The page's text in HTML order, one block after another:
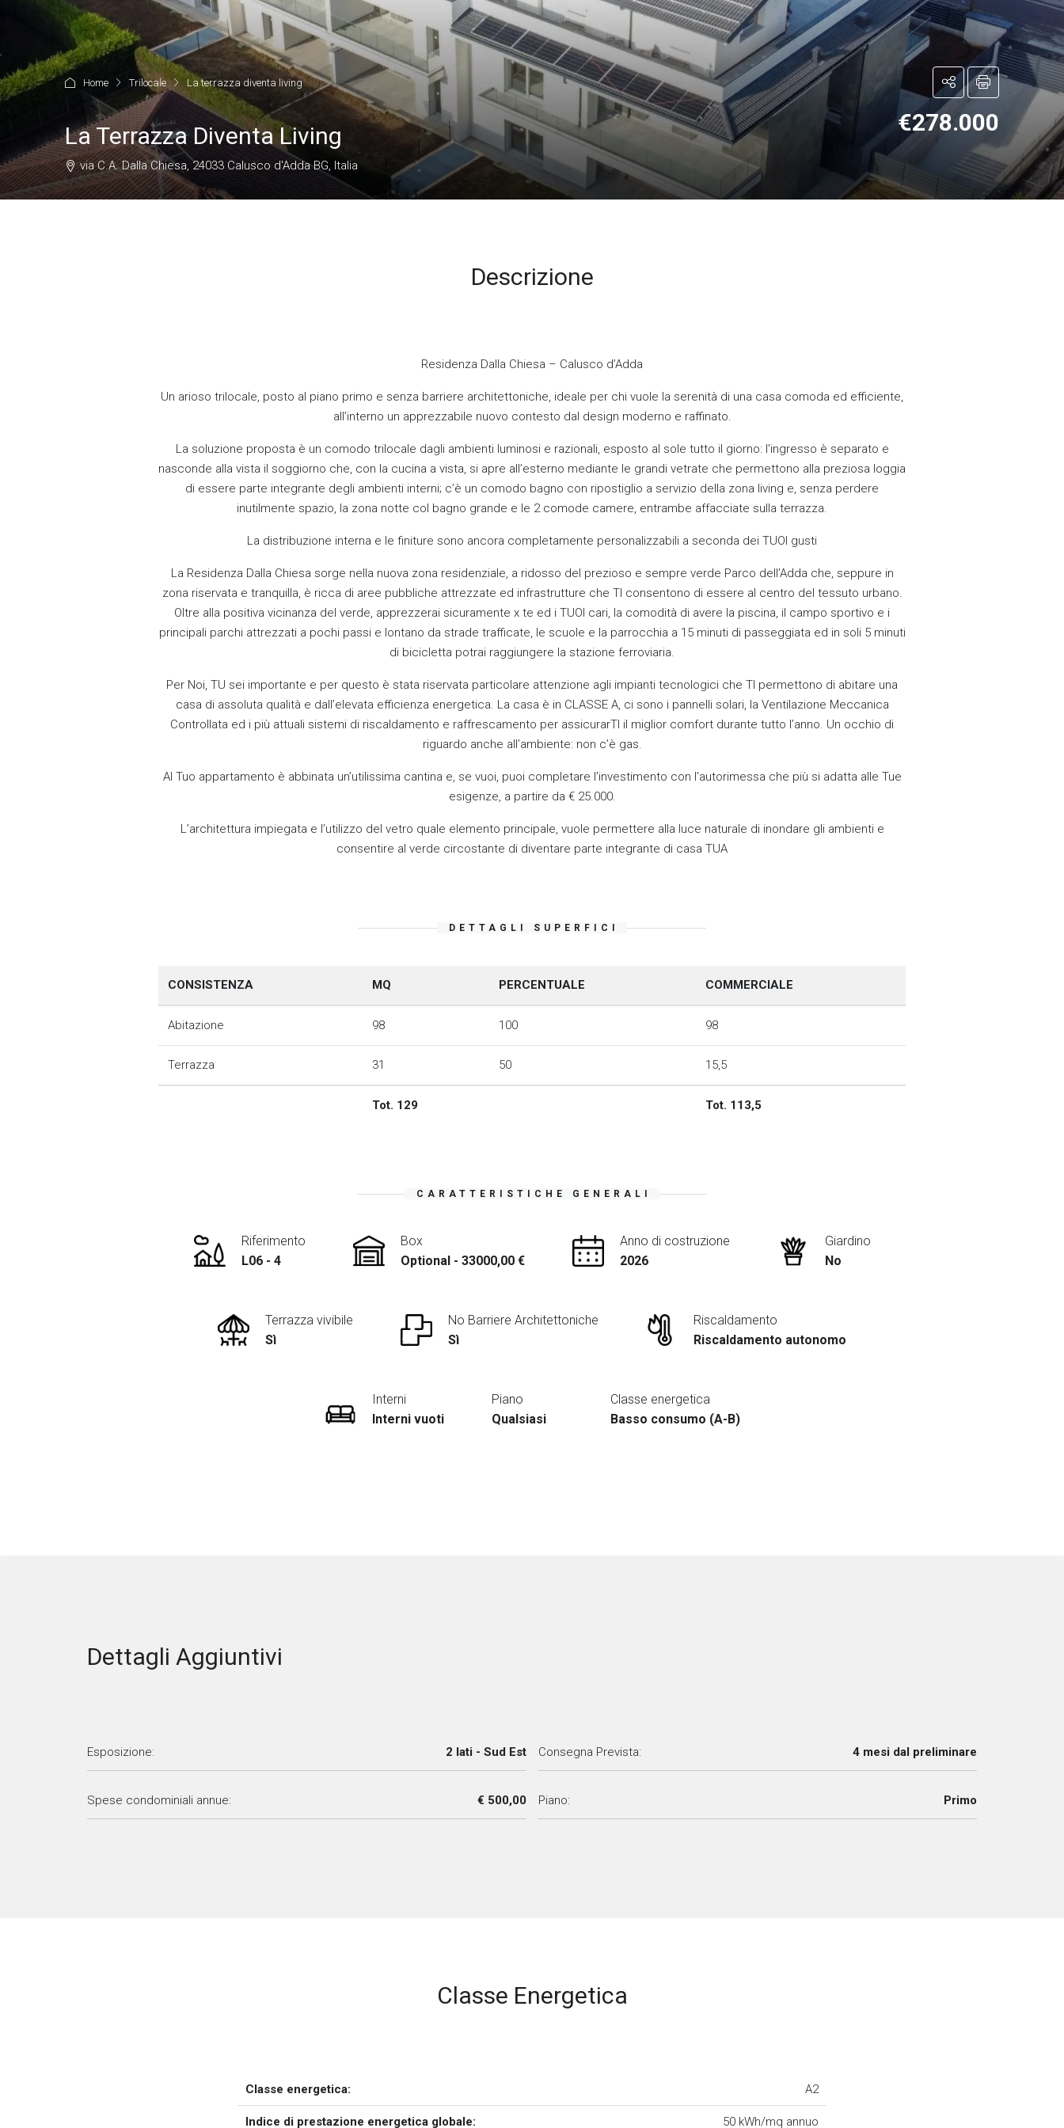
Home Trilocale La terrazza diventa living
La Terrazza Diventa Living €278.000
via C.A. Dalla Chiesa, 24033 Calusco d'Adda BG, Italia
Descrizione
Residenza Dalla Chiesa – Calusco d’Adda
Un arioso trilocale, posto al piano primo e senza barriere architettoniche, ideale per chi vuole la serenità di una casa comoda ed efficiente,
all’interno un apprezzabile nuovo contesto dal design moderno e raffinato.
La soluzione proposta è un comodo trilocale dagli ambienti luminosi e razionali, esposto al sole tutto il giorno: l’ingresso è separato e
nasconde alla vista il soggiorno che, con la cucina a vista, si apre all’esterno mediante le grandi vetrate che permettono alla preziosa loggia
di essere parte integrante degli ambienti interni; c’è un comodo bagno con ripostiglio a servizio della zona living e, senza perdere
inutilmente spazio, la zona notte col bagno grande e le 2 comode camere, entrambe affacciate sulla terrazza.
La distribuzione interna e le finiture sono ancora completamente personalizzabili a seconda dei TUOI gusti
La Residenza Dalla Chiesa sorge nella nuova zona residenziale, a ridosso del prezioso e sempre verde Parco dell’Adda che, seppure in
zona riservata e tranquilla, è ricca di aree pubbliche attrezzate ed infrastrutture che TI consentono di essere al centro del tessuto urbano.
Oltre alla positiva vicinanza del verde, apprezzerai sicuramente x te ed i TUOI cari, la comodità di avere la piscina, il campo sportivo e i
principali parchi attrezzati a pochi passi e lontano da strade trafficate, le scuole e la parrocchia a 15 minuti di passeggiata ed in soli 5 minuti
di bicicletta potrai raggiungere la stazione ferroviaria.
Per Noi, TU sei importante e per questo è stata riservata particolare attenzione agli impianti tecnologici che TI permettono di abitare una
casa di assoluta qualità e dall’elevata efficienza energetica. La casa è in CLASSE A, ci sono i pannelli solari, la Ventilazione Meccanica
Controllata ed i più attuali sistemi di riscaldamento e raffrescamento per assicurarTI il miglior comfort durante tutto l’anno. Un occhio di
riguardo anche all’ambiente: non c’è gas.
Al Tuo appartamento è abbinata un’utilissima cantina e, se vuoi, puoi completare l’investimento con l’autorimessa che più si adatta alle Tue
esigenze, a partire da € 25.000.
L’architettura impiegata e l’utilizzo del vetro quale elemento principale, vuole permettere alla luce naturale di inondare gli ambienti e
consentire al verde circostante di diventare parte integrante di casa TUA
DETTAGLI SUPERFICI
CONSISTENZA MQ PERCENTUALE COMMERCIALE
Abitazione 98 100 98
Terrazza 31 50 15,5
Tot. 129 Tot. 113,5
CARATTERISTICHE GENERALI
Riferimento
L06 - 4
Box
Optional - 33000,00 €
Anno di costruzione
2026
Giardino
No
Terrazza vivibile
Sì
No Barriere Architettoniche
Sì
Riscaldamento
Riscaldamento autonomo
Interni
Interni vuoti
Piano
Qualsiasi
Classe energetica
Basso consumo (A-B)
Dettagli Aggiuntivi
Esposizione: 2 lati - Sud Est
Spese condominiali annue: € 500,00
Consegna Prevista: 4 mesi dal preliminare
Piano: Primo
Classe Energetica
Classe energetica: A2
Indice di prestazione energetica globale: 50 kWh/mq annuo